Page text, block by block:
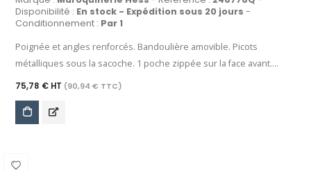
Disponibilité : En stock - Expédition sous 20 jours -
Conditionnement : Par 1
Poignée et angles renforcés. Bandoulière amovible. Picots
métalliques sous la sacoche. 1 poche zippée sur la face avant.
Doublure textile. Compartiment principal avec 1 poche zippée et
75,78 € HT (90,94 € TTC)